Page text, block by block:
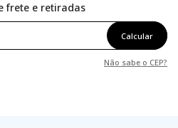
frete e retiradas
Calcular
Não sabe o CEP?